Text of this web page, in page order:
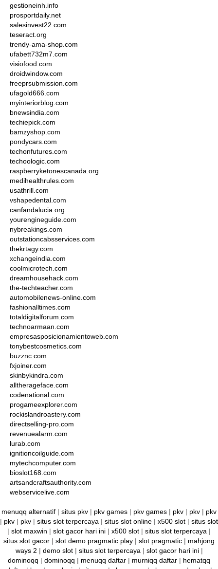
gestioneinh.info
prosportdaily.net
salesinvest22.com
teseract.org
trendy-ama-shop.com
ufabett732m7.com
visiofood.com
droidwindow.com
freeprsubmission.com
ufagold666.com
myinteriorblog.com
bnewsindia.com
techiepick.com
bamzyshop.com
pondycars.com
techonfutures.com
techoologic.com
raspberryketonescanada.org
medihealthrules.com
usathrill.com
vshapedental.com
canfandalucia.org
yourengineguide.com
nybreakings.com
outstationcabsservices.com
thekrtagy.com
xchangeindia.com
coolmicrotech.com
dreamhousehack.com
the-techteacher.com
automobilenews-online.com
fashionalltimes.com
totaldigitalforum.com
technoarmaan.com
empresasposicionamientoweb.com
tonybestcosmetics.com
buzznc.com
fxjoiner.com
skinbykindra.com
alltherageface.com
codenational.com
progameexplorer.com
rockislandroastery.com
directselling-pro.com
revenuealarm.com
lurab.com
ignitioncoilguide.com
mytechcomputer.com
bioslot168.com
artsandcraftsauthority.com
webservicelive.com
menuqq alternatif | situs pkv | pkv games | pkv games | pkv | pkv | pkv
| pkv | pkv | situs slot terpercaya | situs slot online | x500 slot | situs slot
| slot maxwin | slot gacor hari ini | x500 slot | situs slot terpercaya |
situs slot gacor | slot demo pragmatic play | slot pragmatic | mahjong
ways 2 | demo slot| situs slot terpercaya | slot gacor hari ini|
dominoqq | dominoqq | menuqq daftar | murniqq daftar | hematqq